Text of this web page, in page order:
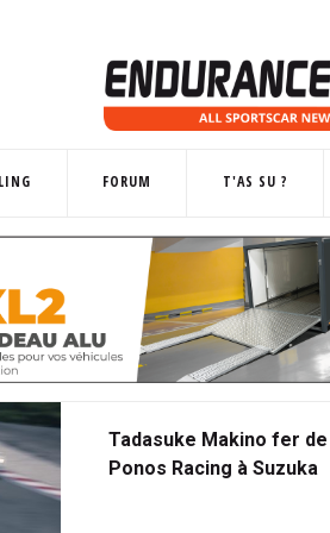
FORUM T'AS SU ?
Tadasuke Makino fer
Ponos Racing à Suzuka